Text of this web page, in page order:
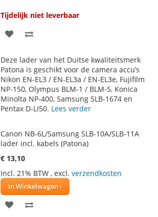
Tijdelijk niet leverbaar
VOEG
AAN
VERLANGLIJST
TE
VERGELIJKEN
Deze lader van het Duitse kwaliteitsmerk
Patona is geschikt voor de camera accu’s
Nikon EN-EL3 / EN-EL3a / EN-EL3e, Fujifilm
NP-150, Olympus BLM-1 / BLM-5, Konica
Minolta NP-400, Samsung SLB-1674 en
Pentax D-LI50. Lees verder
Canon NB-6L/Samsung SLB-10A/SLB-11A
lader incl. kabels (Patona)
€ 13,10
Incl. 21% BTW , excl. verzendkosten
In Winkelwagen
VOEG